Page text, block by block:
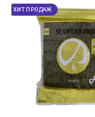
ХИТ ПРОДАЖ